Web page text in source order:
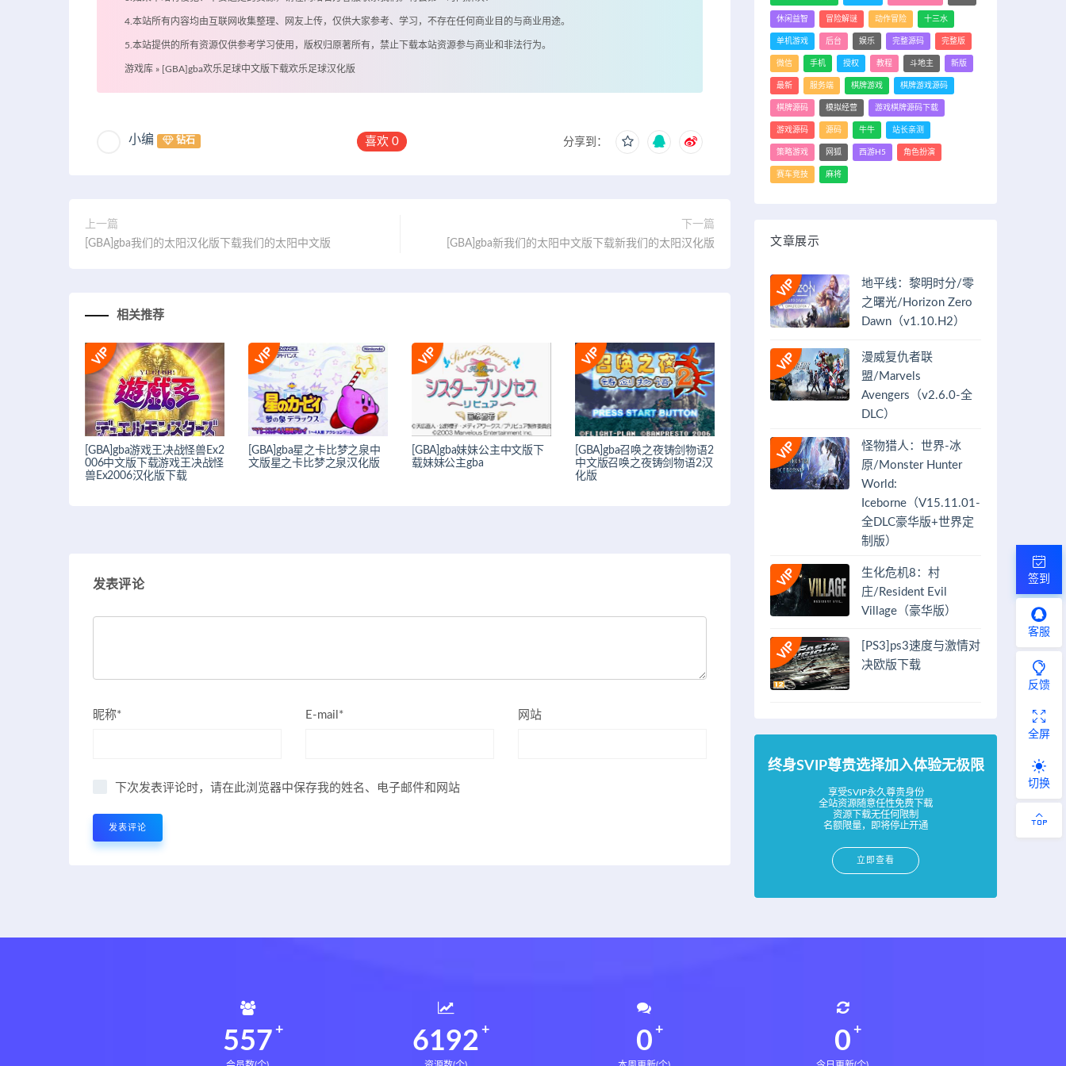
4.本站所有内容均由互联网收集整理、网友上传，仅供大家参考、学习，不存在任何商业目的与商业用途。
5.本站提供的所有资源仅供参考学习使用，版权归原著所有，禁止下载本站资源参与商业和非法行为。
游戏库 » [GBA]gba欢乐足球中文版下载欢乐足球汉化版
小编 钻石 喜欢0 分享到：
上一篇
[GBA]gba我们的太阳汉化版下载我们的太阳中文版
下一篇
[GBA]gba新我们的太阳中文版下载新我们的太阳汉化版
相关推荐
[GBA]gba游戏王决战怪兽Ex2
006中文版下载游戏王决战怪
兽Ex2006汉化版下载
[GBA]gba星之卡比梦之泉中
文版星之卡比梦之泉汉化版
[GBA]gba妹妹公主中文版下
载妹妹公主gba
[GBA]gba召唤之夜铸剑物语2
中文版召唤之夜铸剑物语2汉
化版
发表评论
昵称* E-mail* 网站
下次发表评论时，请在此浏览器中保存我的姓名、电子邮件和网站
休闲益智 冒险解谜 动作冒险 十三水
单机游戏 后台 娱乐 完整源码 完整版
微信 手机 授权 教程 斗地主 新版
最新 服务端 棋牌游戏 棋牌游戏源码
棋牌源码 模拟经营 游戏棋牌源码下载
游戏源码 源码 牛牛 站长亲测
策略游戏 网狐 西游H5 角色扮演
赛车竞技 麻将
文章展示
地平线：黎明时分/零
之曙光/Horizon Zero
Dawn（v1.10.H2）
漫威复仇者联
盟/Marvels
Avengers（v2.6.0-全
DLC）
怪物猎人：世界-冰
原/Monster Hunter
World:
Iceborne（V15.11.01-
全DLC豪华版+世界定
制版）
生化危机8：村
庄/Resident Evil
Village（豪华版）
[PS3]ps3速度与激情对
决欧版下载
终身SVIP尊贵选择加入体验无极限
享受SVIP永久尊贵身份
全站资源随意任性免费下载
资源下载无任何限制
名额限量，即将停止开通
立即查看
561 6234 0 0
签到
客服
反馈
全屏
切换